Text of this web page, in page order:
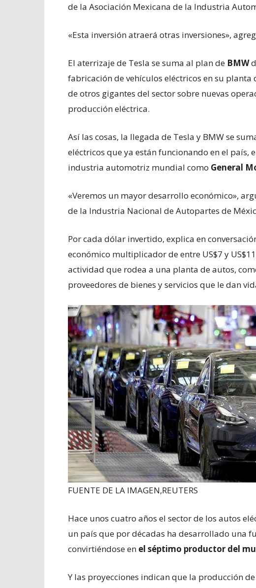
de la Asociación Mexicana de la Industria
«Esta inversión atraerá otras inversiones»,
El aterrizaje de Tesla se suma al plan de BMW
fabricación de vehículos eléctricos en su planta
de otros gigantes del sector sobre nuevas
producción eléctrica.
Así las cosas, la llegada de Tesla y BMW se
eléctricos que ya están funcionando en el país,
industria automotriz mundial como General
«Veremos un mayor desarrollo económico»,
de la Industria Nacional de Autopartes de
Por cada dólar invertido, explica en
económico multiplicador de entre US$7 y
actividad que rodea a una planta de autos,
proveedores de bienes y servicios que le dan
FUENTE DE LA IMAGEN,REUTERS
Hace unos cuatro años el sector de los autos
un país que por décadas ha desarrollado una
convirtiéndose en el séptimo productor del
Y las proyecciones indican que la producción